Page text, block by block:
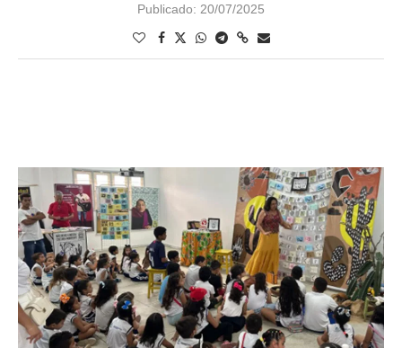
Publicado: 20/07/2025